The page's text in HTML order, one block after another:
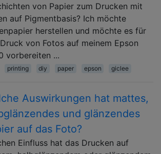
von Papier zum Drucken mit
auf Pigmentbasis? Ich möchte
herstellen und möchte es für
von Fotos auf meinem Epson
vorbereiten ...
printing diy paper epson giclee
Auswirkungen hat mattes,
und glänzendes
auf das Foto?
Einfluss hat das Drucken auf